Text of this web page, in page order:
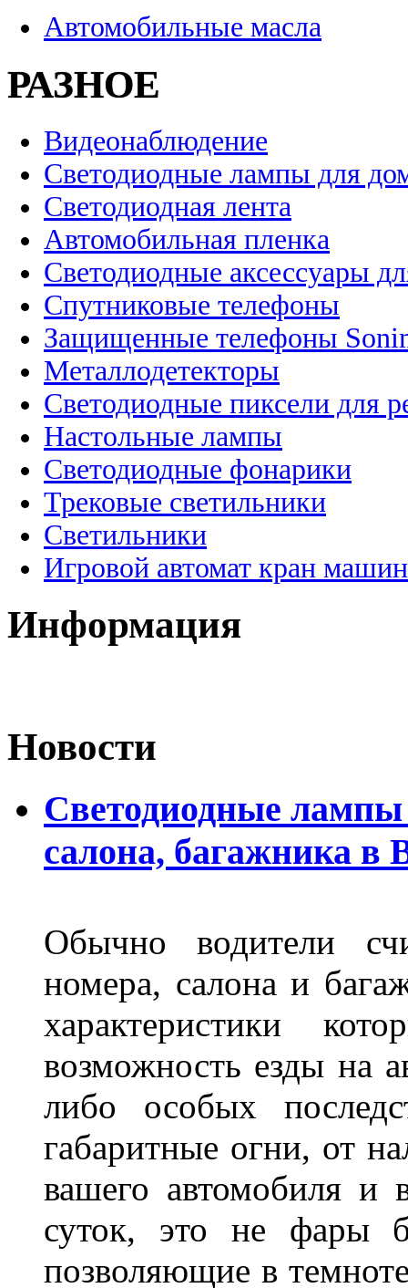
Автомобильные масла
РАЗНОЕ
Видеонаблюдение
Светодиодные лампы для
Светодиодная лента
Автомобильная пленка
Светодиодные аксессуары
Спутниковые телефоны
Защищенные телефоны
Металлодетекторы
Светодиодные пиксели для
Настольные лампы
Светодиодные фонарики
Трековые светильники
Светильники
Игровой автомат кран
Информация
Новости
Светодиодные лампы
салона, багажника в
Обычно водители
номера, салона и
характеристики
возможность езды на
либо особых
габаритные огни, от
вашего автомобиля и
суток, это не фары
позволяющие в